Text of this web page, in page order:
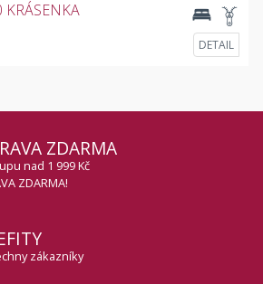
DETAIL
ZDARMA
nad 1 999 Kč
ZDARMA!
zákazníky